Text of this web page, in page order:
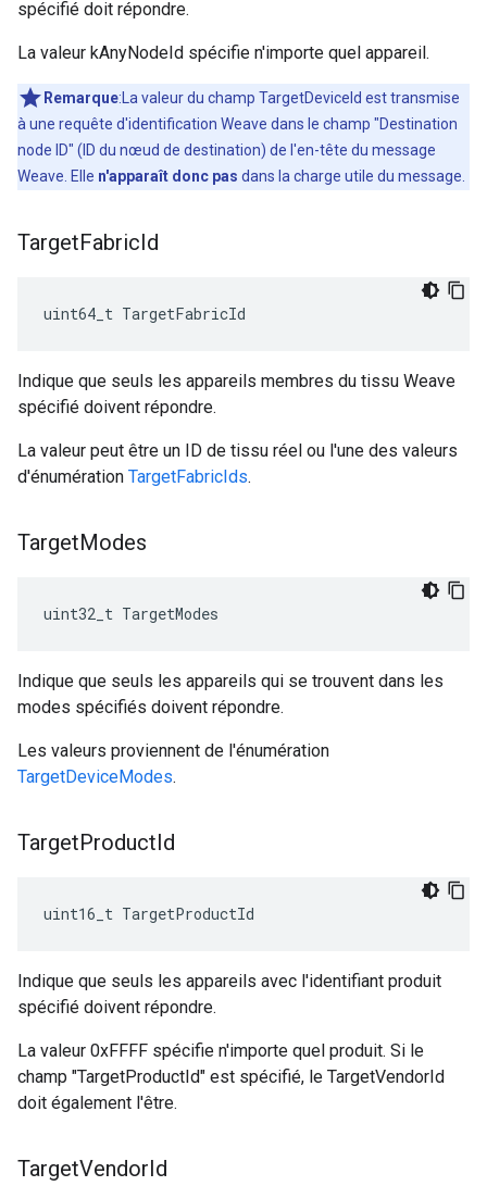
spécifié doit répondre.
La valeur kAnyNodeId spécifie n'importe quel appareil.
Remarque:La valeur du champ TargetDeviceId est transmise
à une requête d'identification Weave dans le champ "Destination
node ID" (ID du nœud de destination) de l'en-tête du message
Weave. Elle n'apparaît donc pas dans la charge utile du message.
TargetFabricId
uint64_t TargetFabricId
Indique que seuls les appareils membres du tissu Weave
spécifié doivent répondre.
La valeur peut être un ID de tissu réel ou l'une des valeurs
d'énumération TargetFabricIds.
TargetModes
uint32_t TargetModes
Indique que seuls les appareils qui se trouvent dans les
modes spécifiés doivent répondre.
Les valeurs proviennent de l'énumération
TargetDeviceModes.
TargetProductId
uint16_t TargetProductId
Indique que seuls les appareils avec l'identifiant produit
spécifié doivent répondre.
La valeur 0xFFFF spécifie n'importe quel produit. Si le
champ "TargetProductId" est spécifié, le TargetVendorId
doit également l'être.
TargetVendorId